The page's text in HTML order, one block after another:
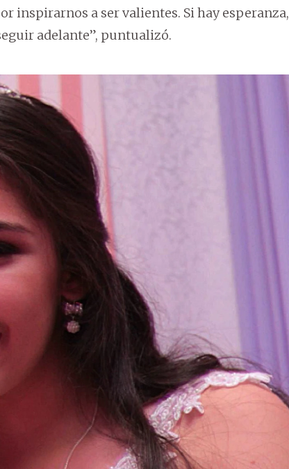
inspirarnos a ser valientes. Si hay esperanza,
adelante”, puntualizó.